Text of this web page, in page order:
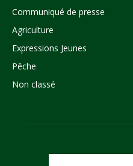
Communiqué de presse
Agriculture
Expressions Jeunes
Pêche
Non classé